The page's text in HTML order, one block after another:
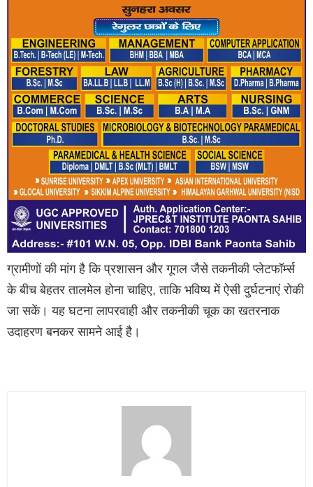
ग्रामीणों की मांग है कि प्रशासन और गूगल जैसे तकनीकी प्लेटफॉर्म्स
के बीच बेहतर तालमेल होना चाहिए, ताकि भविष्य में ऐसी दुर्घटनाएं रोकी
जा सकें। यह घटना लापरवाही और तकनीकी चूक का खतरनाक
उदाहरण बनकर सामने आई है।